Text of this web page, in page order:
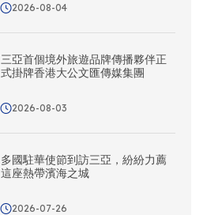
2026-08-04
三亞首個境外旅遊品牌傳播夥伴正
式掛牌香港大公文匯傳媒集團
2026-08-03
多國駐華使節到訪三亞，紛紛力薦
這座熱帶濱海之城
2026-07-26